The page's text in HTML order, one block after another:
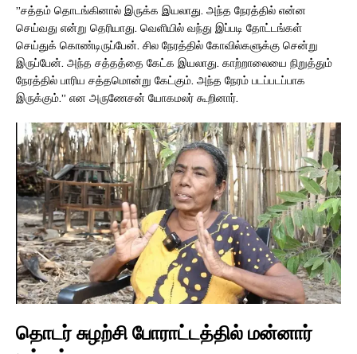
”சத்தம் தொடங்கினால் இருக்க இயலாது. அந்த நேரத்தில் என்ன
செய்வது என்று தெரியாது. வெளியில் வந்து இப்படி தோட்டங்கள்
செய்துக் கொண்டிருப்பேன். சில நேரத்தில் கோவில்களுக்கு சென்று
இருப்பேன். அந்த சத்தத்தை கேட்க இயலாது. காற்றாலையை நிறுத்தும்
நேரத்தில் பாரிய சத்தமொன்று கேட்கும். அந்த நேரம் படப்படப்பாக
இருக்கும்.” என அருணேசன் யோகமலர் கூறினார்.
தொடர் சுழற்சி போராட்டத்தில் மன்னார்